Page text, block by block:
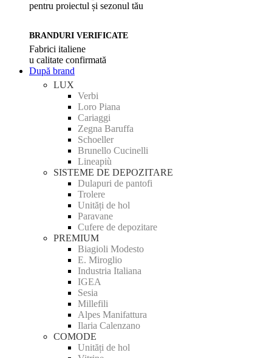
pentru proiectul și sezonul tău
BRANDURI VERIFICATE
Fabrici italiene
u calitate confirmată
După brand
LUX
Verbi
Loro Piana
Cariaggi
Zegna Baruffa
Schoeller
Brunello Cucinelli
Lineapiù
SISTEME DE DEPOZITARE
Dulapuri de pantofi
Trolere
Unități de hol
Paravane
Cufere de depozitare
PREMIUM
Biagioli Modesto
E. Miroglio
Industria Italiana
IGEA
Sesia
Millefili
Alpes Manifattura
Ilaria Calenzano
COMODE
Unități de hol